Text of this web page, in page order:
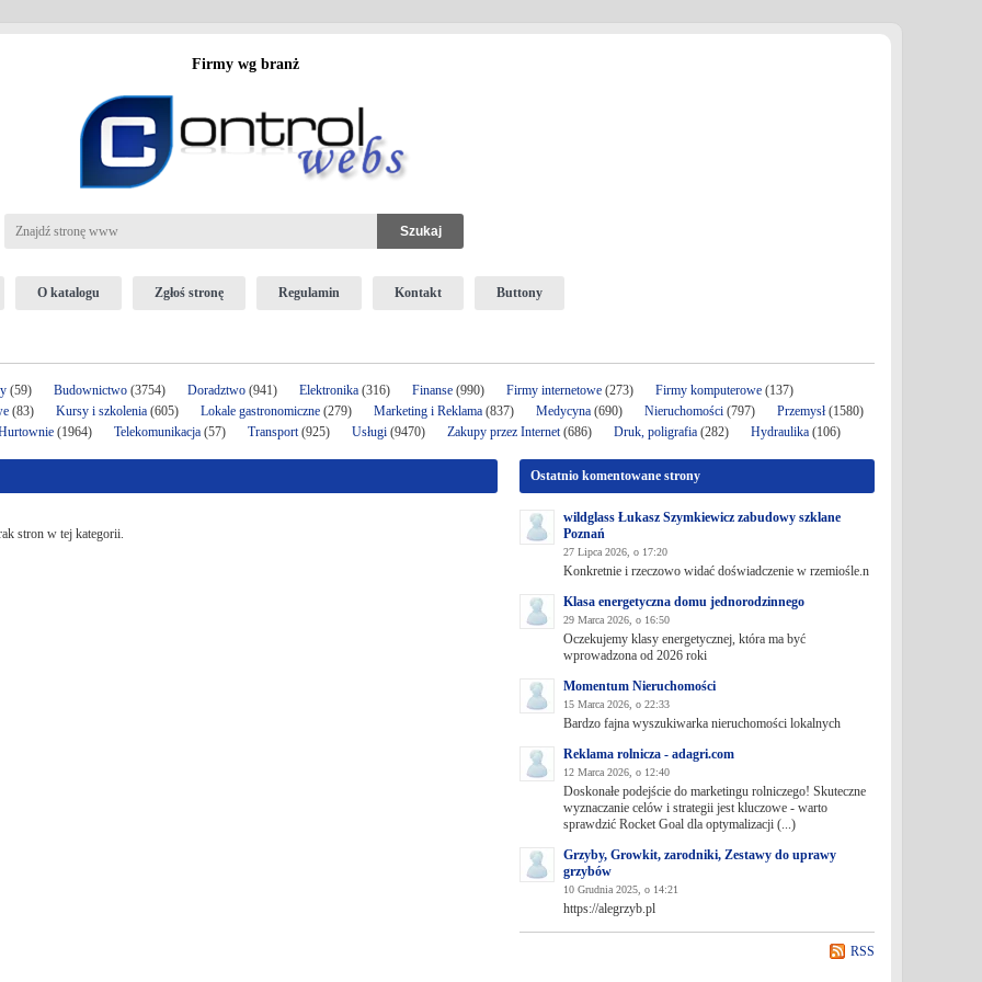
Firmy wg branż
O katalogu Zgłoś stronę Regulamin Kontakt Buttony
(59) Budownictwo (3754) Doradztwo (941) Elektronika (316) Finanse (990) Firmy internetowe (273) Firmy komputerowe (137)
(83) Kursy i szkolenia (605) Lokale gastronomiczne (279) Marketing i Reklama (837) Medycyna (690) Nieruchomości (797) Przemysł(1580)
(1964) Telekomunikacja (57) Transport(925) Usługi (9470) Zakupy przez Internet(686) Druk, poligrafia (282) Hydraulika (106)
stron w tej kategorii.
Ostatnio komentowane strony
wildglass Łukasz Szymkiewicz zabudowy szklane
Poznań
27 Lipca 2026, o 17:20
Konkretnie i rzeczowo widać doświadczenie w rzemiośle.n
Klasa energetyczna domu jednorodzinnego
29 Marca 2026, o 16:50
Oczekujemy klasy energetycznej, która ma być
wprowadzona od 2026 roki
Momentum Nieruchomości
15 Marca 2026, o 22:33
Bardzo fajna wyszukiwarka nieruchomości lokalnych
Reklama rolnicza - adagri.com
12 Marca 2026, o 12:40
Doskonałe podejście do marketingu rolniczego! Skuteczne
wyznaczanie celów i strategii jest kluczowe - warto
sprawdzić Rocket Goal dla optymalizacji (...)
Grzyby, Growkit, zarodniki, Zestawy do uprawy
grzybów
10 Grudnia 2025, o 14:21
https://alegrzyb.pl
RSS